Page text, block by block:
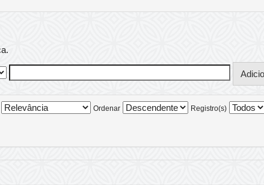
Ordenar Registro(s)